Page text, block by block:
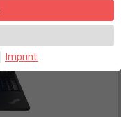
| Imprint